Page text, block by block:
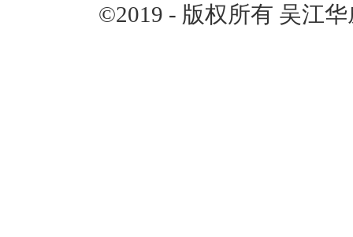
©2019 - 版权所有 吴江